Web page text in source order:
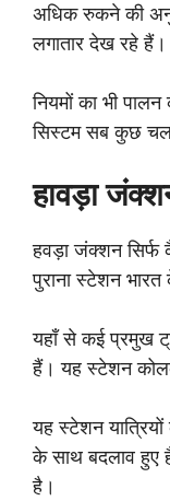
अधिक रुकने की
लगातार देख रहे हैं।
नियमों का भी
सिस्टम सब कुछ
हावड़ा
हवड़ा जंक्शन सिर्फ
पुराना स्टेशन भारत
यहाँ से कई प्रमुख
हैं। यह स्टेशन
यह स्टेशन
के साथ बदलाव हुए
है।